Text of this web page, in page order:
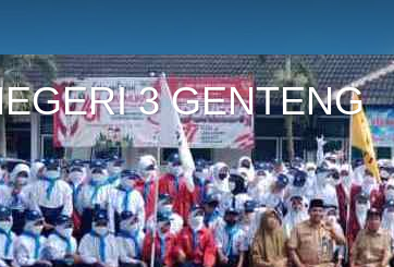
3 GENTENG